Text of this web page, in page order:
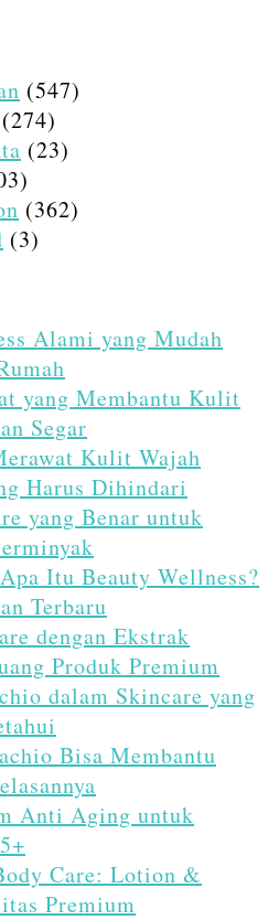
(547)
(274)
(23)
(362)
(3)
Alami yang Mudah
yang Membantu Kulit
Segar
Kulit Wajah
Harus Dihindari
yang Benar untuk
Itu Beauty Wellness?
Terbaru
dengan Ekstrak
Produk Premium
dalam Skincare yang
Bisa Membantu
Anti Aging untuk
Care: Lotion &
Premium